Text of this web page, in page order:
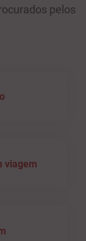
pelos
viagem